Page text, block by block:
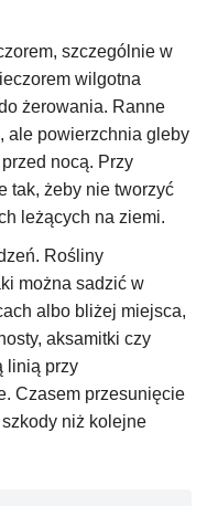
szczególnie w
wilgotna
żerowania. Ranne
ale powierzchnia gleby
nocą. Przy
tak, żeby nie tworzyć
leżących na ziemi.
Rośliny
można sadzić w
albo bliżej miejsca,
aksamitki czy
linią przy
Czasem przesunięcie
niż kolejne